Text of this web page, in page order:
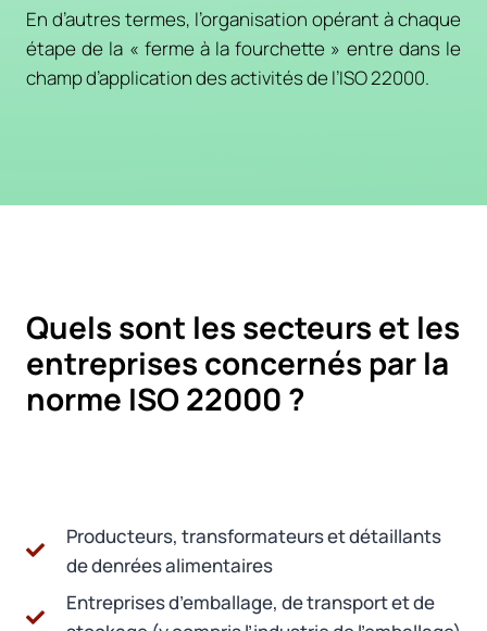
En d’autres termes, l’organisation opérant à chaque
étape de la « ferme à la fourchette » entre dans le
champ d’application des activités de l’ISO 22000.
Quels sont les secteurs et les
entreprises concernés par la
norme ISO 22000 ?
Producteurs, transformateurs et détaillants
de denrées alimentaires
Entreprises d’emballage, de transport et de